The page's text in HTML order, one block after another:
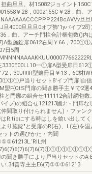
担曲旦旦。材15082ジョイント150C
￥28，000z155C￥28，曲。
旦
旦4000旦旦旦0オプ飾'1yパイプ2
，曲。アーチ門柱合計梱包数()内
型施錠扉0612右周￥66，700①①
日5周
3330E00LL10一①扉A型受扉日
，30J!I!IR型鍍冊目￥13，60材
戸当りセット8'イプ門扉I自
盟F{OtS門扉の聞き勝手主￥で2選
と門廓の組合せ111112合計網包数
イプ)の組合せ121213圃;i:・門扉な
間取り付けられません)・ファン
R.tioにする時はしを鎗い出して
り施錠"と受扉のR(右)、L(左)を温
ットの遇びかた・内聞
州
聞き勝手により戸当りセットのA-
い.34善寺主主E6(7)①①①61213